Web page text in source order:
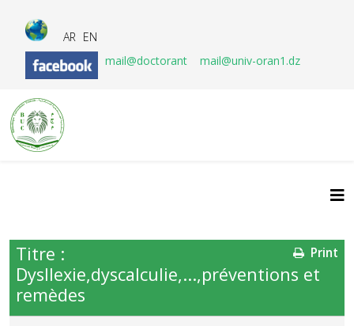
AR EN
mail@doctorant
mail@univ-oran1.dz
Print
Titre :
Dysllexie,dyscalculie,...,préventions et
remèdes